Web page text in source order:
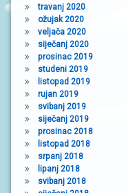
travanj 2020
ožujak 2020
veljača 2020
siječanj 2020
prosinac 2019
studeni 2019
listopad 2019
rujan 2019
svibanj 2019
siječanj 2019
prosinac 2018
listopad 2018
srpanj 2018
lipanj 2018
svibanj 2018